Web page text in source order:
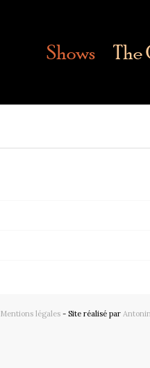
Shows The
Mentions légales- Site réalisé par